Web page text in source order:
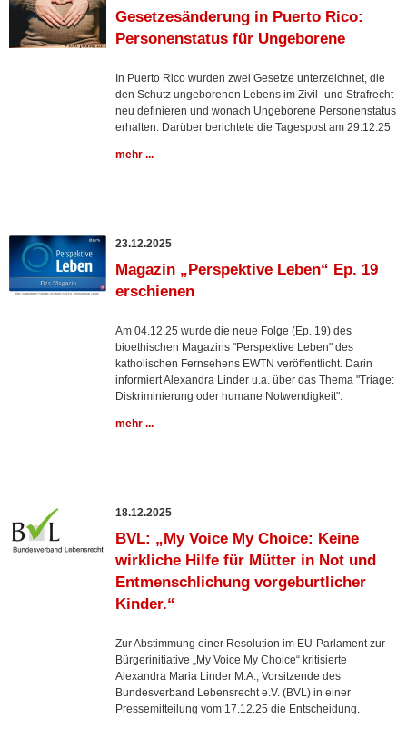
Gesetzesänderung in Puerto Rico:
Personenstatus für Ungeborene
In Puerto Rico wurden zwei Gesetze unterzeichnet, die
den Schutz ungeborenen Lebens im Zivil- und Strafrecht
neu definieren und wonach Ungeborene Personenstatus
erhalten. Darüber berichtete die Tagespost am 29.12.25
mehr ...
23.12.2025
Magazin „Perspektive Leben“ Ep. 19
erschienen
Am 04.12.25 wurde die neue Folge (Ep. 19) des
bioethischen Magazins "Perspektive Leben" des
katholischen Fernsehens EWTN veröffentlicht. Darin
informiert Alexandra Linder u.a. über das Thema "Triage:
Diskriminierung oder humane Notwendigkeit".
mehr ...
18.12.2025
BVL: „My Voice My Choice: Keine
wirkliche Hilfe für Mütter in Not und
Entmenschlichung vorgeburtlicher
Kinder.“
Zur Abstimmung einer Resolution im EU-Parlament zur
Bürgerinitiative „My Voice My Choice“ kritisierte
Alexandra Maria Linder M.A., Vorsitzende des
Bundesverband Lebensrecht e.V. (BVL) in einer
Pressemitteilung vom 17.12.25 die Entscheidung.